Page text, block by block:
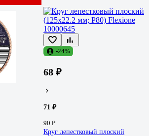
-24%
68 ₽
71 ₽
90 ₽
Круг лепестковый плоский